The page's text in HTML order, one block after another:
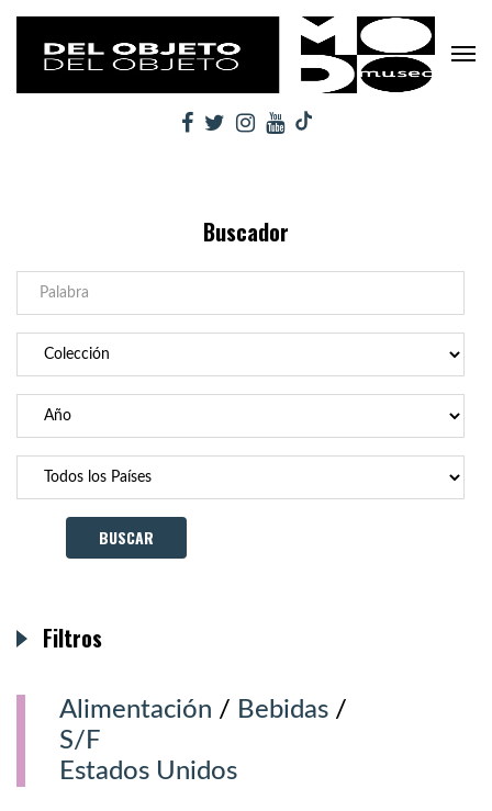
Buscador
Alimentación / Bebidas /
S/F
Estados Unidos
Filtros